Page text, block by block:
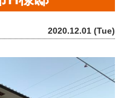
2020.12.01 (Tue)